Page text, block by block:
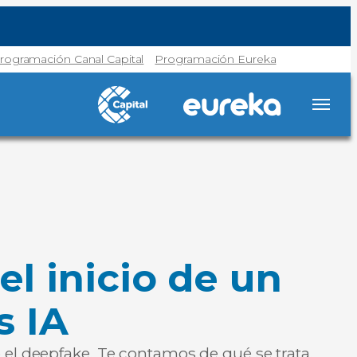
Canal Capital Programación Eureka
inicio de un
IA
deepfake. Te contamos de qué se trata.